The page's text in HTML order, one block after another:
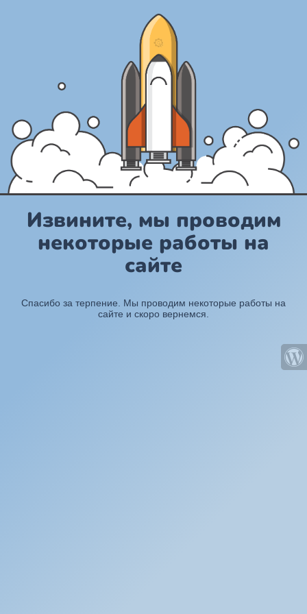
Извините, мы проводим
некоторые работы на
сайте
Спасибо за терпение. Мы проводим некоторые работы на
сайте и скоро вернемся.